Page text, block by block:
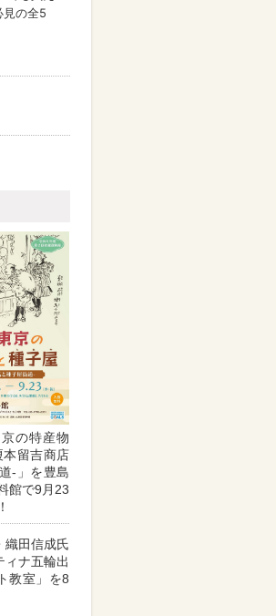
京の特産物
本留吉商店
-」を豊島
館で9月23
織田信成氏
ィナ五輪出
教室」を8